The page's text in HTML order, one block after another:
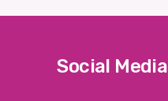
Social Media